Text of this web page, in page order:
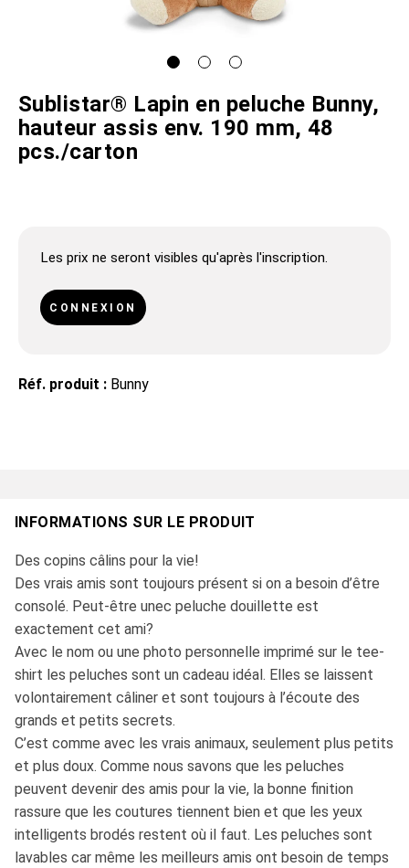
Sublistar® Lapin en peluche Bunny,
hauteur assis env. 190 mm, 48
pcs./carton
Les prix ne seront visibles qu'après l'inscription.
CONNEXION
Réf. produit : Bunny
INFORMATIONS SUR LE PRODUIT
Des copins câlins pour la vie!
Des vrais amis sont toujours présent si on a besoin d’être
consolé. Peut-être unec peluche douillette est
exactement cet ami?
Avec le nom ou une photo personnelle imprimé sur le tee-
shirt les peluches sont un cadeau idéal. Elles se laissent
volontairement câliner et sont toujours à l’écoute des
grands et petits secrets.
C’est comme avec les vrais animaux, seulement plus petits
et plus doux. Comme nous savons que les peluches
peuvent devenir des amis pour la vie, la bonne finition
rassure que les coutures tiennent bien et que les yeux
intelligents brodés restent où il faut. Les peluches sont
lavables car même les meilleurs amis ont besoin de temps